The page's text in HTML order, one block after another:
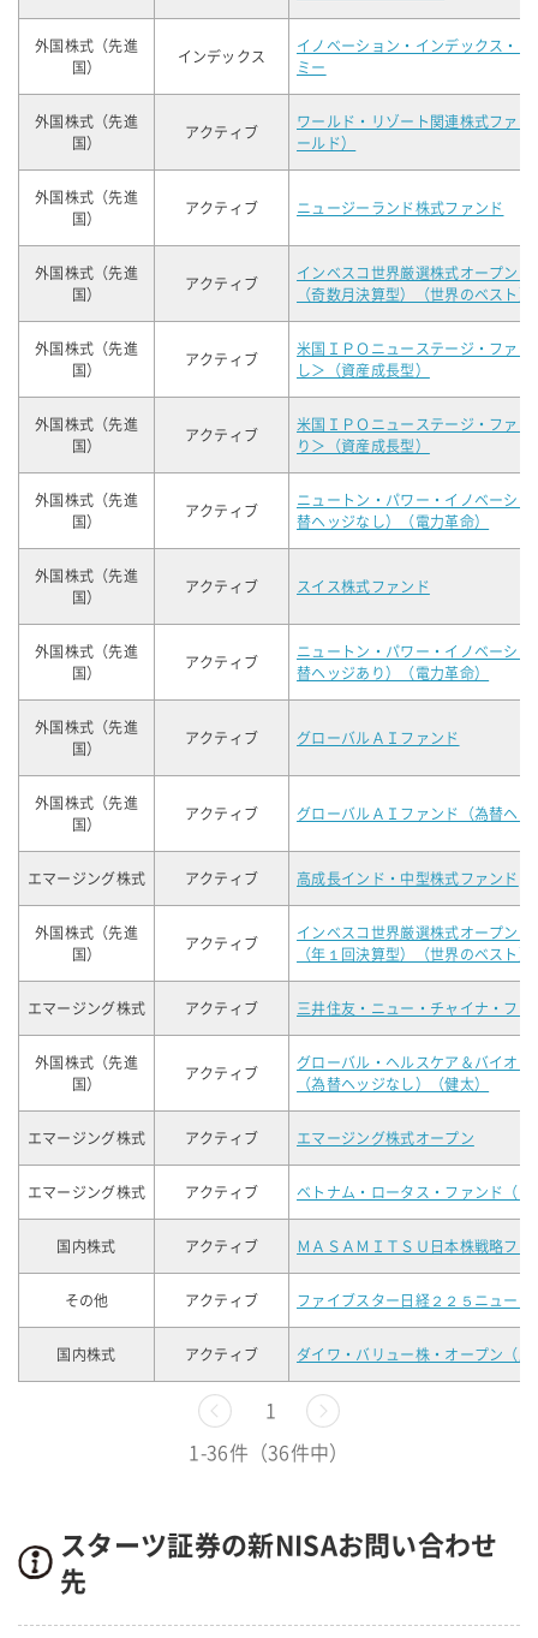
外国株式（先進
国）
インデックス
イノベーション・インデックス・
ミー
外国株式（先進
国）
アクティブ
ワールド・リゾート関連株式ファ
ールド）
外国株式（先進
国）
アクティブ ニュージーランド株式ファンド
外国株式（先進
国）
アクティブ
インベスコ世界厳選株式オープン
（奇数月決算型）（世界のベスト）
外国株式（先進
国）
アクティブ
米国ＩＰＯニューステージ・ファン
し＞（資産成長型）
外国株式（先進
国）
アクティブ
米国ＩＰＯニューステージ・ファン
り＞（資産成長型）
外国株式（先進
国）
アクティブ
ニュートン・パワー・イノベーシ
替ヘッジなし）（電力革命）
外国株式（先進
国）
アクティブ スイス株式ファンド
外国株式（先進
国）
アクティブ
ニュートン・パワー・イノベーシ
替ヘッジあり）（電力革命）
外国株式（先進
国）
アクティブ グローバルＡＩファンド
外国株式（先進
国）
アクティブ グローバルＡＩファンド（為替ヘッ
エマージング株式 アクティブ 高成長インド・中型株式ファンド
外国株式（先進
国）
アクティブ
インベスコ世界厳選株式オープン
（年１回決算型）（世界のベスト）
エマージング株式 アクティブ 三井住友・ニュー・チャイナ・ファ
外国株式（先進
国）
アクティブ
グローバル・ヘルスケア＆バイオ
（為替ヘッジなし）（健太）
エマージング株式 アクティブ エマージング株式オープン
エマージング株式 アクティブ ベトナム・ロータス・ファンド（ロ
国内株式 アクティブ ＭＡＳＡＭＩＴＳＵ日本株戦略ファ
その他 アクティブ ファイブスター日経２２５ニュート
国内株式 アクティブ ダイワ・バリュー株・オープン（底
前へ1次へ
1-36件（36件中）
スターツ証券の新NISAお問い合わせ
先